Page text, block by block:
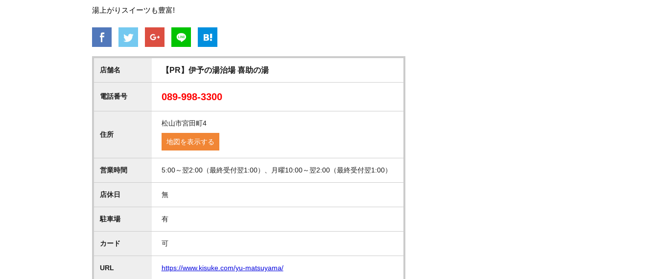
湯上がりスイーツも豊富!
店舗名 【PR】伊予の湯治場 喜助の湯
電話番号 089-998-3300
住所
松山市宮田町4
地図を表示する
営業時間 5:00～翌2:00（最終受付翌1:00）、月曜10:00～翌2:00（最終受付翌1:00）
店休日 無
駐車場 有
カード 可
URL https://www.kisuke.com/yu-matsuyama/